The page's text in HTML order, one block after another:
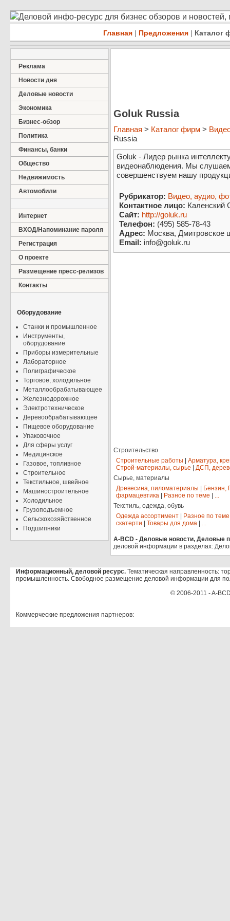
Деловой инфо-ресурс для бизнес обзоров и
Главная | Предложения | Каталог
Реклама
Новости дня
Деловые новости
Экономика
Бизнес-обзор
Политика
Финансы, банки
Общество
Недвижимость
Автомобили
Интернет
ВХОД/Напоминание пароля
Регистрация
О проекте
Размещение пресс-релизов
Контакты
Оборудование
Станки и промышленное
Инструменты,
оборудование
Приборы измерительные
Лабораторное
Полиграфическое
Торговое, холодильное
Металлообрабатывающее
Железнодорожное
Электротехническое
Деревообрабатывающее
Пищевое оборудование
Упаковочное
Для сферы услуг
Медицинское
Газовое, топливное
Строительное
Текстильное, швейное
Машиностроительное
Холодильное
Грузоподъемное
Сельскохозяйственное
Подшипники
Goluk Russia
Главная > Каталог фирм >
Russia
Goluk - Лидер рынка
видеонаблюдения. Мы
совершенствуем нашу
Рубрикатор: Видео, аудио,
Контактное лицо: Каленский
Сайт: http://goluk.ru
Телефон: (495) 585-78-43
Адрес: Москва,
Email: info@goluk.ru
Строительство
Строительные работы
Арматура,
Строй-материалы, сырье
ДСП,
Сырье, материалы
Древесина, пиломатериалы
Бензин,
фармацевтика
Разное по теме
...
Текстиль, одежда, обувь
Одежда ассортимент
Разное по теме
скатерти
Товары для дома ...
A-BCD - Деловые новости, Деловые
деловой информации в разделах:
.
Информационный, деловой ресурс. Тематическая направленность:
промышленность. Свободное размещение деловой информации для
© 2006-2011 - A-
Коммерческие предложения партнеров: